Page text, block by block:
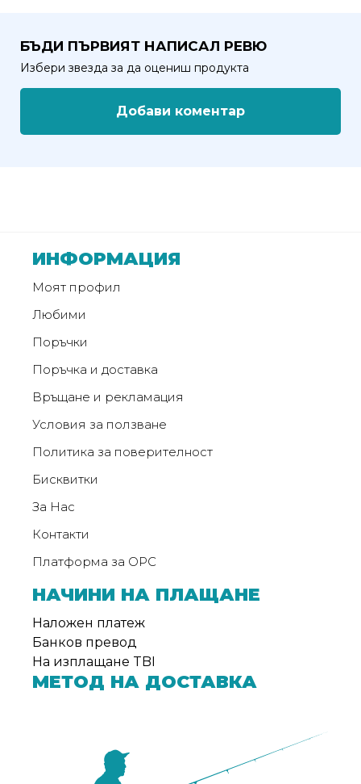
Дизайн
от
Weberest
БЪДИ ПЪРВИЯТ НАПИСАЛ РЕВЮ
Избери звезда за да оцениш продукта
Добави коментар
ИНФОРМАЦИЯ
Моят профил
Любими
Поръчки
Поръчка и доставка
Връщане и рекламация
Условия за ползване
Политика за поверителност
Бисквитки
За Нас
Контакти
Платформа за ОРС
НАЧИНИ НА ПЛАЩАНЕ
Наложен платеж
Банков превод
На изплащане TBI
МЕТОД НА ДОСТАВКА